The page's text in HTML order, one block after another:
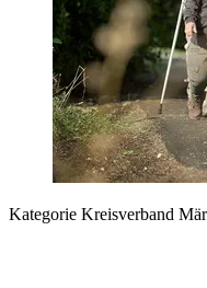
Kategorie Kreisverband